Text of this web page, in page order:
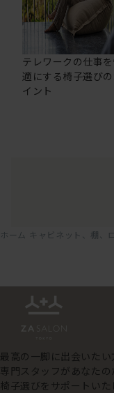
テレワークの仕事
適にする椅子選び
イント
ホーム キャビネット、棚、
最高の一脚に出会いたい
専門スタッフがあなたの
椅子選びをサポートいた